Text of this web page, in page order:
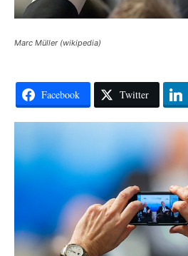
Marc Müller (wikipedia)
Facebook Twitter